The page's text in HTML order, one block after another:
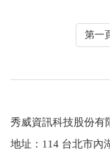
第一
秀威資訊科技股份
地址：114 台北市內